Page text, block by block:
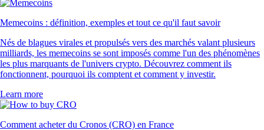
Memecoins : définition, exemples et tout ce qu'il faut savoir
Nés de blagues virales et propulsés vers des marchés valant plusieurs
milliards, les memecoins se sont imposés comme l'un des phénomènes
les plus marquants de l'univers crypto. Découvrez comment ils
fonctionnent, pourquoi ils comptent et comment y investir.
Learn more
Comment acheter du Cronos (CRO) en France